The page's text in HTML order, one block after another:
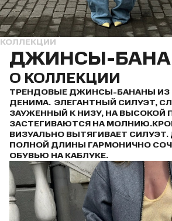
КОЛЛЕКЦИИ
ДЖИНСЫ-
О КОЛЛЕКЦИИ
ТРЕНДОВЫЕ ДЖИНСЫ-БАНАНЫ ИЗ
ДЕНИМА. ЭЛЕГАНТНЫЙ СИЛУЭТ,
ЗАУЖЕННЫЙ К НИЗУ, НА ВЫСОКОЙ
ЗАСТЕГИВАЮТСЯ НА
ВИЗУАЛЬНО ВЫТЯГИВАЕТ
ПОЛНОЙ ДЛИНЫ ГАРМОНИЧНО
ОБУВЬЮ НА КАБЛУКЕ.